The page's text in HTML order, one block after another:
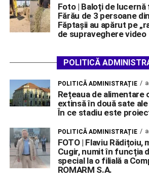
Foto | Baloți de
Fărău de 3 persoane
Făptașii au apărut pe
de supraveghere video
POLITICĂ
POLITICĂ ADMINISTRAȚIE
Rețeaua de alimentare
extinsă în două sate
În ce stadiu este
POLITICĂ ADMINISTRAȚIE
FOTO | Flaviu Rădițoiu,
Cugir, numit în funcția
special la o filială a
ROMARM S.A.